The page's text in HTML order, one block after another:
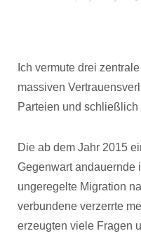
Ich vermute drei
massiven
Parteien und
Die ab dem Jahr 2015
Gegenwart andauernde
ungeregelte Migration
verbundene verzerrte
erzeugten viele Fragen